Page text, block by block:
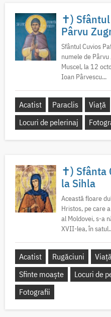
✝)
Pârvu
Sfântul Cuvios
numele de Pârvu
Muscel, la 12
Ioan Pârvescu...
Acatist Paraclis Viață
Locuri de pelerinaj
✝) Sfânta
la Sihla
Această floare
Hristos, pe care
al Moldovei, s-a
XVII-lea, în
Acatist Rugăciuni
Sfinte moaște
Locuri de
Fotografii